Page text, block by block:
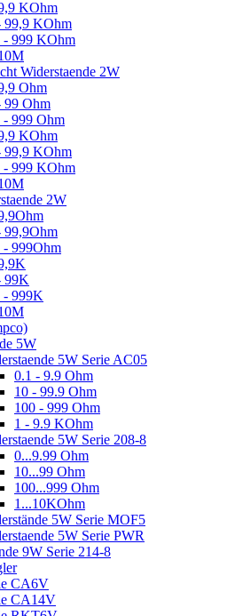
KOhm
99,9 KOhm
- 999 KOhm
Widerstaende 2W
Ohm
99 Ohm
- 999 Ohm
KOhm
99,9 KOhm
- 999 KOhm
2W
99,9Ohm
- 999Ohm
99K
- 999K
5W
5W Serie AC05
0.1 - 9.9 Ohm
10 - 99.9 Ohm
100 - 999 Ohm
1 - 9.9 KOhm
5W Serie 208-8
0...9.99 Ohm
10...99 Ohm
100...999 Ohm
1...10KOhm
5W Serie MOF5
5W Serie PWR
9W Serie 214-8
CA6V
CA14V